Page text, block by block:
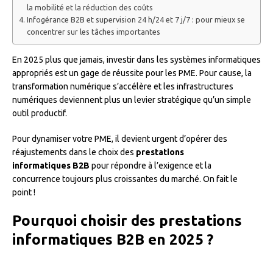
la mobilité et la réduction des coûts
Infogérance B2B et supervision 24 h/24 et 7 j/7 : pour mieux se
concentrer sur les tâches importantes
En 2025 plus que jamais, investir dans les systèmes informatiques
appropriés est un gage de réussite pour les PME. Pour cause, la
transformation numérique s’accélère et les infrastructures
numériques deviennent plus un levier stratégique qu’un simple
outil productif.
Pour dynamiser votre PME, il devient urgent d’opérer des
réajustements dans le choix des prestations
informatiques B2B pour répondre à l’exigence et la
concurrence toujours plus croissantes du marché. On fait le
point !
Pourquoi choisir des prestations
informatiques B2B en 2025 ?